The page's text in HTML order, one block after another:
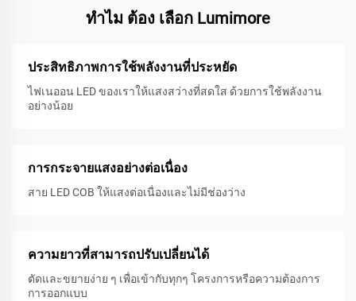
ทําไม ต้อง เลือก Lumimore
ประสิทธิภาพการใช้พลังงานที่ประหยัด
ไฟเนออน LED ของเราให้แสงสว่างที่สดใส ด้วยการใช้พลังงาน
อย่างน้อย
การกระจายแสงอย่างต่อเนื่อง
สาย LED COB ให้แสงต่อเนื่องและไม่มีช่องว่าง
ความยาวที่สามารถปรับเปลี่ยนได้
ตัดและขยายง่าย ๆ เพื่อเข้ากับทุกๆ โครงการหรือความต้องการ
การออกแบบ